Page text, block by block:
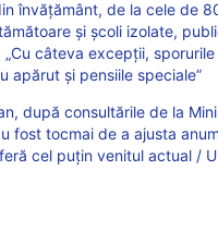
învățământ, de la cele de
și școli izolate,
„Cu câteva excepții,
apărut și pensiile speciale”
după consultările de la
fost tocmai de a ajusta
cel puțin venitul actual /